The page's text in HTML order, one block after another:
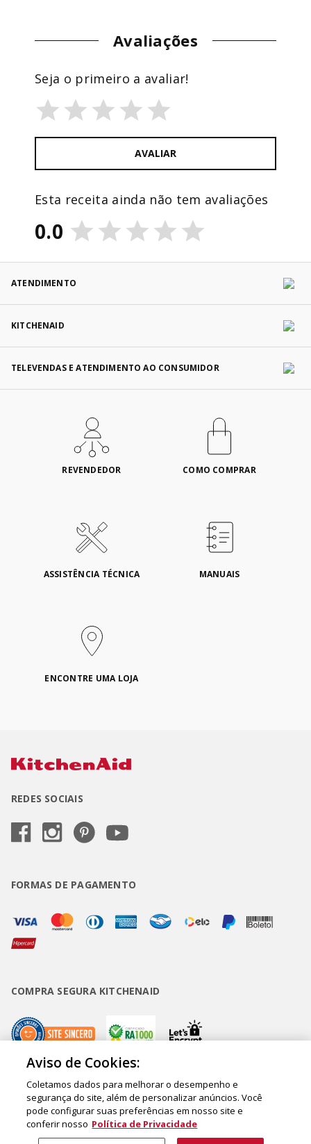
Avaliações
Esta receita ainda não tem avaliações
0.0
Seja o primeiro a avaliar!
AVALIAR
ATENDIMENTO
KITCHENAID
TELEVENDAS E ATENDIMENTO AO CONSUMIDOR
REVENDEDOR COMO COMPRAR
ASSISTÊNCIA TÉCNICA MANUAIS
ENCONTRE UMA LOJA
REDES SOCIAIS
FORMAS DE PAGAMENTO
COMPRA SEGURA KITCHENAID
Copyright • BUD Comércio de Eletrodomésticos Ltda. ® 2020 - CNPJ
62.058.318/0007-76. - Inscrição Municipal/Estadual 148.044.198.118 Sede:
Rua Olympia Semeraro, 675 - Jardim Santa Emília - CEP 04183-090 - São
Aviso de Cookies:
Coletamos dados para melhorar o desempenho e
segurança do site, além de personalizar anúncios. Você
pode configurar suas preferências em nosso site e
conferir nosso Política de Privacidade